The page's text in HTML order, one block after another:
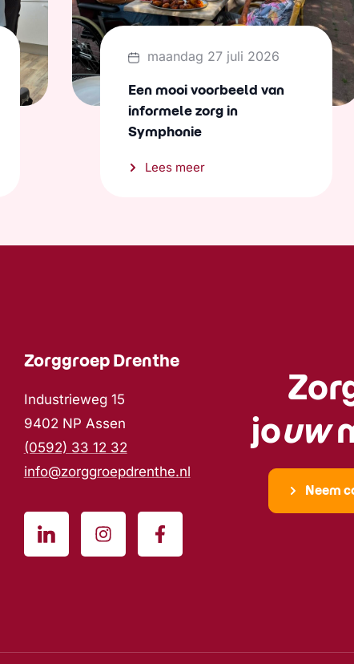
maandag 27 juli 2026
Een mooi voorbeeld van
informele zorg in
Symphonie
Lees meer
Zorggroep Drenthe
Industrieweg 15
9402 NP Assen
(0592) 33 12 32
info@zorggroepdrenthe.nl
jouw
Neem